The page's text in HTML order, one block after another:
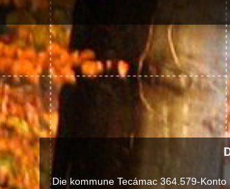
Die kommune Tecámac 364.579-